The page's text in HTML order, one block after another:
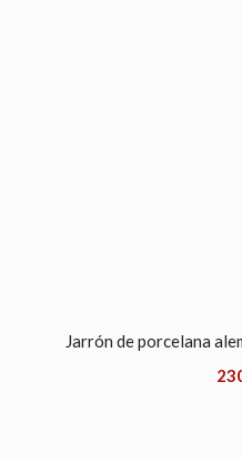
Jarrón de porcelana